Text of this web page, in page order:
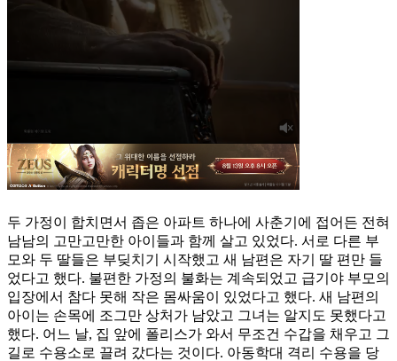
두 가정이 합치면서 좁은 아파트 하나에 사춘기에 접어든 전혀
남남의 고만고만한 아이들과 함께 살고 있었다. 서로 다른 부
모와 두 딸들은 부딪치기 시작했고 새 남편은 자기 딸 편만 들
었다고 했다. 불편한 가정의 불화는 계속되었고 급기야 부모의
입장에서 참다 못해 작은 몸싸움이 있었다고 했다. 새 남편의
아이는 손목에 조그만 상처가 남았고 그녀는 알지도 못했다고
했다. 어느 날, 집 앞에 폴리스가 와서 무조건 수갑을 채우고 그
길로 수용소로 끌려 갔다는 것이다. 아동학대 격리 수용을 당